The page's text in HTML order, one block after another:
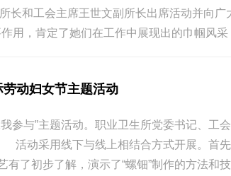
和工会主席王世文副所长出席活动并向广
用，肯定了她们在工作中展现出的巾帼风采
动妇女节主题活动
参与”主题活动。职业卫生所党委书记、工
动采用线下与线上相结合方式开展。首
了初步了解，演示了“螺钿”制作的方法和